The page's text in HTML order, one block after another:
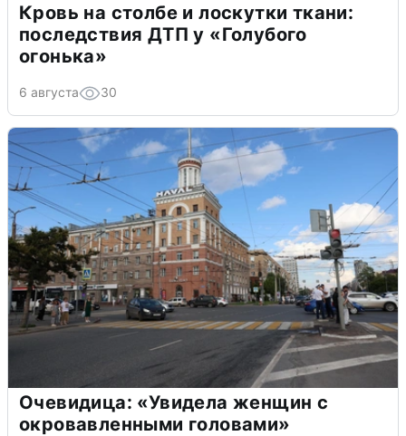
Кровь на столбе и лоскутки ткани:
последствия ДТП у «Голубого
огонька»
6 августа 30
Очевидица: «Увидела женщин с
окровавленными головами»